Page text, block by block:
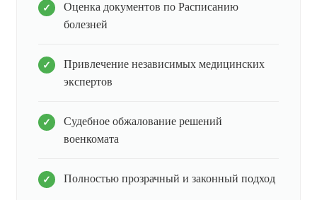
Оценка документов по Расписанию
болезней
Привлечение независимых медицинских
экспертов
Судебное обжалование решений
военкомата
Полностью прозрачный и законный подход